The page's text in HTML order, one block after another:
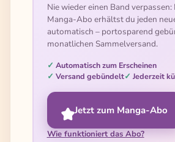
Nie wieder einen Band verpassen:
Manga-Abo erhältst du jeden
automatisch – portosparend
monatlichen Sammelversand.
Automatisch zum Erscheinen
Versand gebündelt
Jederzeit
Jetzt zum Manga-Abo
Wie funktioniert das Abo?